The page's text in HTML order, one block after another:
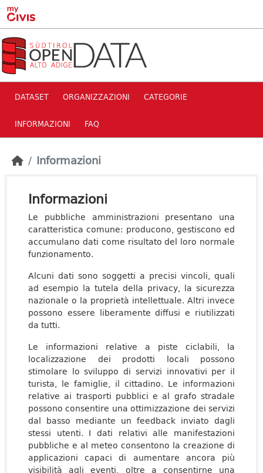
Skip to main content
DATASET ORGANIZZAZIONI CATEGORIE
INFORMAZIONI FAQ
Informazioni
Informazioni
Le pubbliche amministrazioni presentano una
caratteristica comune: producono, gestiscono ed
accumulano dati come risultato del loro normale
funzionamento.
Alcuni dati sono soggetti a precisi vincoli, quali
ad esempio la tutela della privacy, la sicurezza
nazionale o la proprietà intellettuale. Altri invece
possono essere liberamente diffusi e riutilizzati
da tutti.
Le informazioni relative a piste ciclabili, la
localizzazione dei prodotti locali possono
stimolare lo sviluppo di servizi innovativi per il
turista, le famiglie, il cittadino. Le informazioni
relative ai trasporti pubblici e al grafo stradale
possono consentire una ottimizzazione dei servizi
dal basso mediante un feedback inviato dagli
stessi utenti. I dati relativi alle manifestazioni
pubbliche e al meteo consentono la creazione di
applicazioni capaci di aumentare ancora più
visibilità agli eventi, oltre a consentirne una